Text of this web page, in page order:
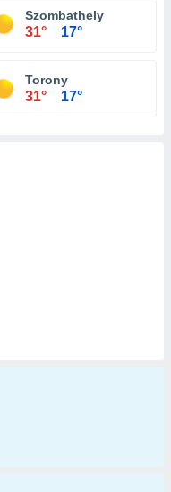
Szombathely
31° 17°
Torony
31° 17°